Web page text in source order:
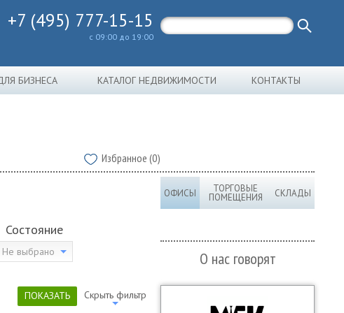
+7 (495) 777-15-15
с 09:00 до 19:00
БИЗНЕСА КАТАЛОГ НЕДВИЖИМОСТИ КОНТАКТЫ
Избранное (0)
Состояние
Не выбрано
ПОКАЗАТЬ Скрыть фильтр
ОФИСЫ ТОРГОВЫЕ
ПОМЕЩЕНИЯ СКЛАДЫ
О нас говорят